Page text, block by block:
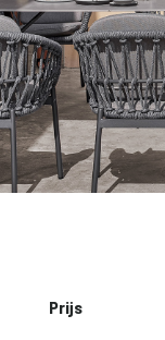
Prijs